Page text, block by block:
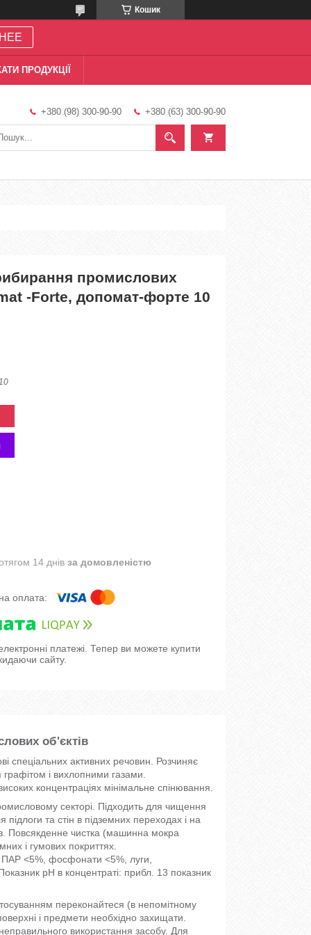
Кошик
ПРОДУКЦІЇ
+380 (98) 300-90-90 +380 (63) 300-90-90
промислових
-Forte, допомат-форте 10
14 днів за домовленістю
платежі. Тепер ви можете купити
сайту.
об'єктів
спеціальних активних речовин. Розчиняє
і вихлопними газами.
концентраціях мінімальне спінювання.
секторі. Підходить для чищення
та стін в підземних переходах і на
Повсякденне чистка (машинна мокра
і гумових покриттях.
<5%, фосфонати <5%, луги,
pH в концентраті: прибл. 13 показник
переконайтеся (в непомітному
і предмети необхідно захищати.
використання засобу. Для